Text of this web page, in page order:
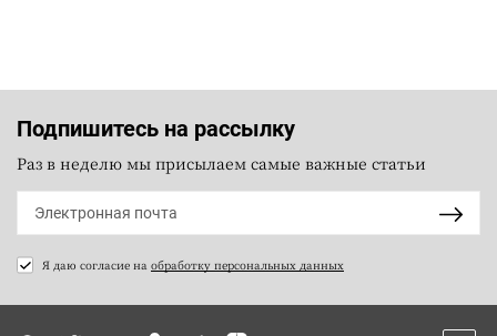
Подпишитесь на рассылку
Раз в неделю мы присылаем самые важные статьи
Я даю согласие на обработку персональных данных